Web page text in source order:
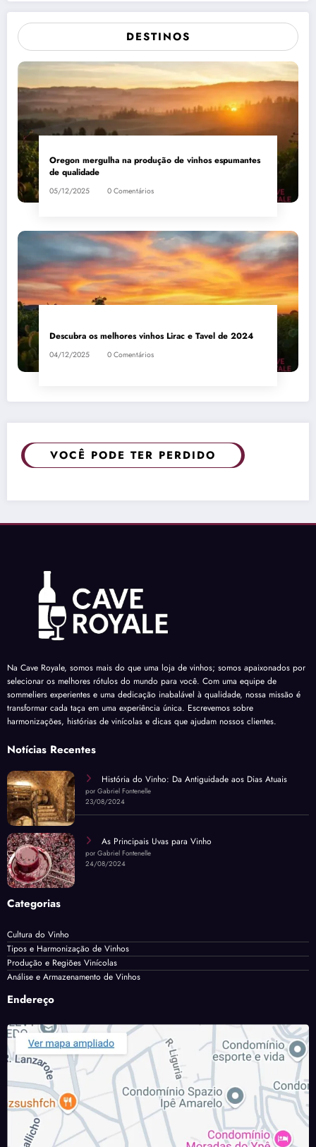
DESTINOS
Oregon mergulha na produção de vinhos espumantes
de qualidade
05/12/2025 0 Comentários
Descubra os melhores vinhos Lirac e Tavel de 2024
04/12/2025 0 Comentários
VOCÊ PODE TER PERDIDO
Na Cave Royale, somos mais do que uma loja de vinhos; somos apaixonados por
selecionar os melhores rótulos do mundo para você. Com uma equipe de
sommeliers experientes e uma dedicação inabalável à qualidade, nossa missão é
transformar cada taça em uma experiência única. Escrevemos sobre
harmonizações, histórias de vinícolas e dicas que ajudam nossos clientes.
Notícias Recentes
História do Vinho: Da Antiguidade aos Dias Atuais
por Gabriel Fontenelle
23/08/2024
As Principais Uvas para Vinho
por Gabriel Fontenelle
24/08/2024
Categorias
Cultura do Vinho
Tipos e Harmonização de Vinhos
Produção e Regiões Vinícolas
Análise e Armazenamento de Vinhos
Endereço